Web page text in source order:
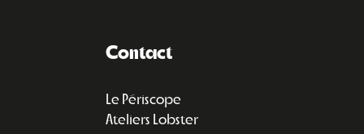
Contact
Le Périscope
Ateliers Lobster